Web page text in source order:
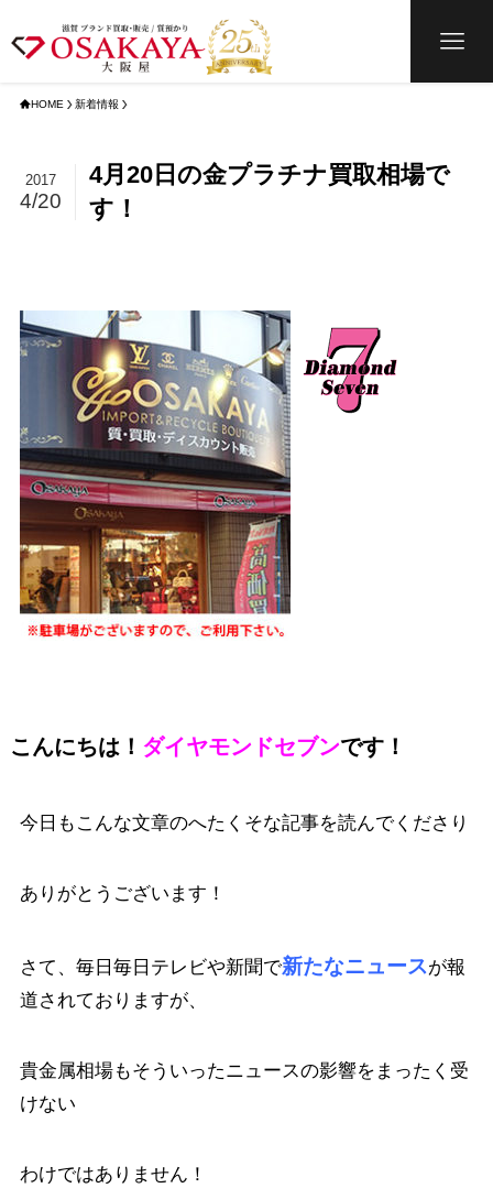
HOME 新着情報
4月20日の金プラチナ買取相場で
す！
2017
4/20
こんにちは！ ダイヤモンドセブンです！
今日もこんな文章のへたくそな記事を読んでくださり
ありがとうございます！
さて、毎日毎日テレビや新聞で新たなニュースが報
道されておりますが、
貴金属相場もそういったニュースの影響をまったく受
けない
わけではありません！